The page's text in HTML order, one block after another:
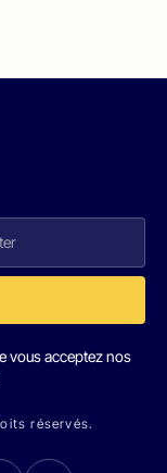
vous acceptez nos
réservés.